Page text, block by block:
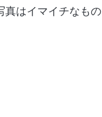
真はイマイチなもの